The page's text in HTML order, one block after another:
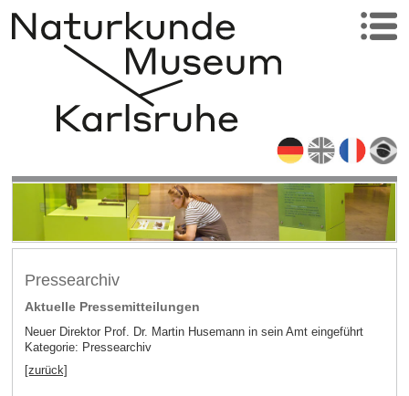
Pressearchiv
Aktuelle Pressemitteilungen
Neuer Direktor Prof. Dr. Martin Husemann in sein Amt eingeführt
Kategorie: Pressearchiv
[zurück]